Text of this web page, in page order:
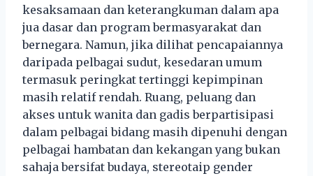
kesaksamaan dan keterangkuman dalam apa
jua dasar dan program bermasyarakat dan
bernegara. Namun, jika dilihat pencapaiannya
daripada pelbagai sudut, kesedaran umum
termasuk peringkat tertinggi kepimpinan
masih relatif rendah. Ruang, peluang dan
akses untuk wanita dan gadis berpartisipasi
dalam pelbagai bidang masih dipenuhi dengan
pelbagai hambatan dan kekangan yang bukan
sahaja bersifat budaya, stereotaip gender